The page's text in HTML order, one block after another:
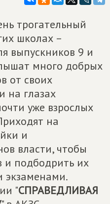
трогательный
школах –
выпускников 9 и
много добрых
от своих
на глазах
уже взрослых
на
и
власти, чтобы
и подбодрить их
экзаменами.
"СПРАВЕДЛИВАЯ